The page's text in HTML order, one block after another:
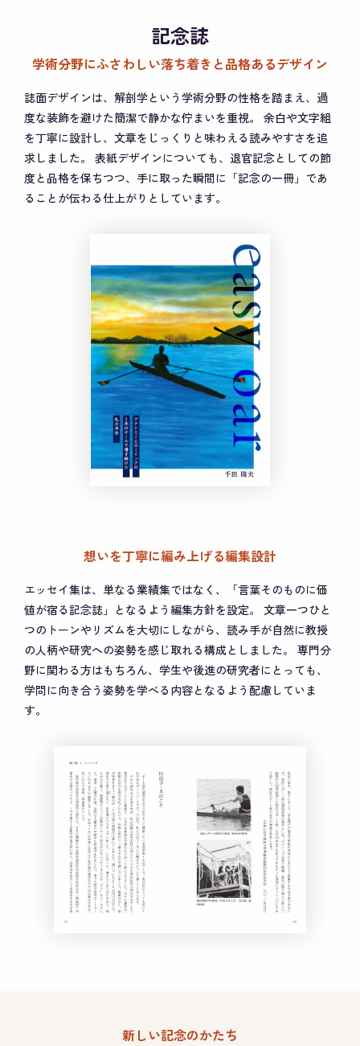
記念誌
学術分野にふさわしい落ち着きと品格あるデザイン
誌面デザインは、解剖学という学術分野の性格を踏まえ、過
度な装飾を避けた簡潔で静かな佇まいを重視。
余白や文字組
を丁寧に設計し、文章をじっくりと味わえる読みやすさを追
求しました。
表紙デザインについても、退官記念としての節
度と品格を保ちつつ、手に取った瞬間に「記念の一冊」であ
ることが伝わる仕上がりとしています。
想いを丁寧に編み上げる編集設計
エッセイ集は、単なる業績集ではなく、「言葉そのものに価
値が宿る記念誌」となるよう編集方針を設定。
文章一つひと
つのトーンやリズムを大切にしながら、読み手が自然に教授
の人柄や研究への姿勢を感じ取れる構成としました。
専門分
野に関わる方はもちろん、学生や後進の研究者にとっても、
学問に向き合う姿勢を学べる内容となるよう配慮していま
す。
新しい記念のかたち